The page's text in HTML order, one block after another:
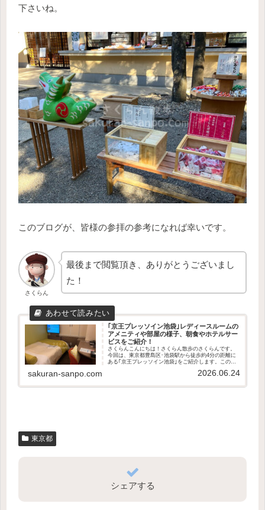
下さいね。
このブログが、皆様の参拝の参考になれば幸いです。
さくらん
最後まで閲覧頂き、ありがとうございまし
た！
｢京王プレッソイン池袋｣レディースルームの
アメニティや部屋の様子、朝食やホテルサー
ビスをご紹介！
さくらんこんにちは！さくらん散歩のさくらんです。
今回は、東京都豊島区･池袋駅から徒歩約4分の距離に
ある｢京王プレッソイン池袋｣をご紹介します。この記
のアメニティや備品の種類ホテル施設、アメニテ...
sakuran-sanpo.com 2026.06.24
東京都
シェアする